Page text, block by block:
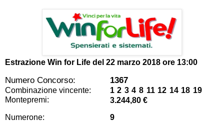
Estrazione Win for Life del 22 marzo 2018 ore 13:00
Numero Concorso: 1367
Combinazione vincente:
1 2 3 4 8 11 12 14 18 19
Montepremi:
3.244,80 €
Numerone:
9